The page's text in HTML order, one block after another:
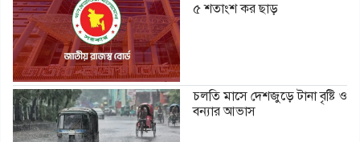
৫ শতাংশ কর ছাড়
চলতি মাসে দেশজুড়ে টানা বৃষ্টি ও
বন্যার আভাস